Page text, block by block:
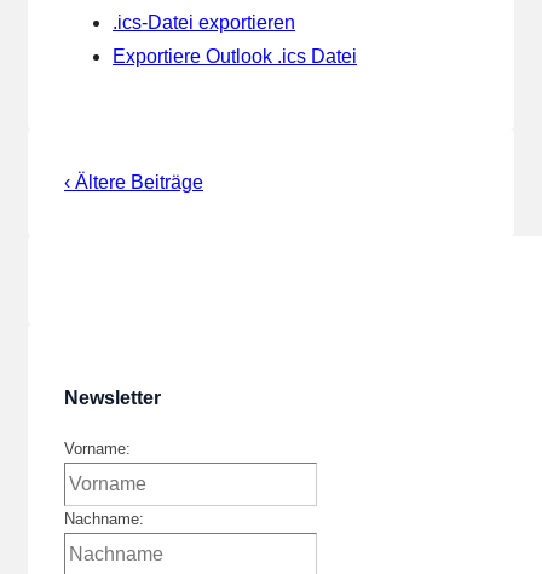
.ics-Datei exportieren
Exportiere Outlook .ics Datei
‹ Ältere Beiträge
Newsletter
Vorname:
Nachname: